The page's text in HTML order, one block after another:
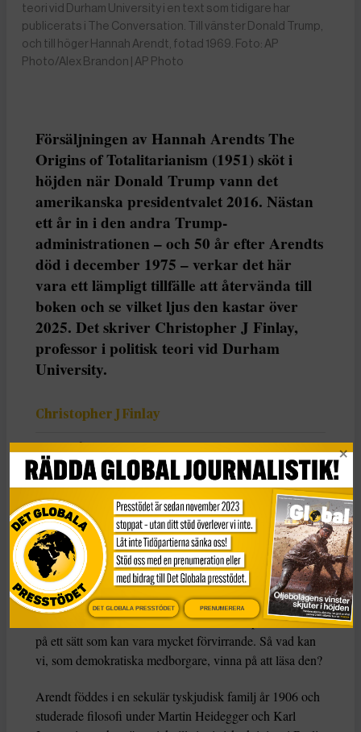
teori vid Durham University i en text som tidigare har
publicerats i The Conversation. Till vänster Donald Trump,
och till höger Hannah Arendt, fotad 1969. Foto: AP
Photo/Alex Brandon | AP Photo
Försäljningen av Hannah Arendts The
Origins of Totalitarianism (1951) sköt i
höjden när Donald Trump vann det
amerikanska presidentvalet 2016. Nästan
ett år in i den andra Trump-
administrationen – och 50 år efter Arendts
död i december 1975 – verkar det här
vara ett lämpligt tillfälle att återvända till
boken och se vilket ljus den kastar över
2025. Det skriver Christopher J Finlay,
professor i politisk teori vid Durham
University.
Christopher J Finlay
Dela
Den här texten har publicerats i The Conversationunder
en Creative Commons-licens och har översatts till
svenska av Tidningen Globals redaktion med hjälp av
AI .
BokenThe Origins of Totalitarianismär briljant men
svår och kombinerar historia, statsvetenskap och filosofi
på ett sätt som kan vara mycket förvirrande. Så vad kan
vi, som demokratiska medborgare, vinna på att läsa den?
Arendt föddes i en sekulär tyskjudisk familj år 1906 och
studerade filosofi under Martin Heidegger och Karl
DET GLOBALA PRESSTÖDET PRENUMERERA